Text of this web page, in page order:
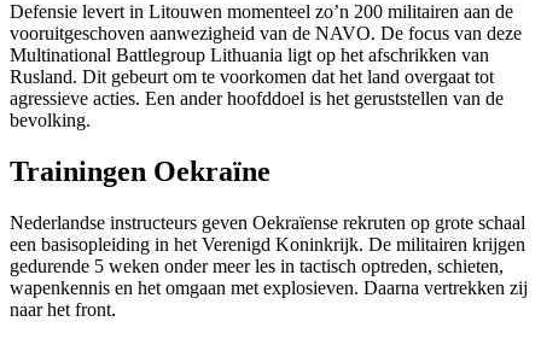
Defensie levert in Litouwen momenteel zo’n 200 militairen aan de
vooruitgeschoven aanwezigheid van de NAVO. De focus van deze
Multinational Battlegroup Lithuania ligt op het afschrikken van
Rusland. Dit gebeurt om te voorkomen dat het land overgaat tot
agressieve acties. Een ander hoofddoel is het geruststellen van de
bevolking.
Trainingen Oekraïne
Nederlandse instructeurs geven Oekraïense rekruten op grote schaal
een basisopleiding in het Verenigd Koninkrijk. De militairen krijgen
gedurende 5 weken onder meer les in tactisch optreden, schieten,
wapenkennis en het omgaan met explosieven. Daarna vertrekken zij
naar het front.